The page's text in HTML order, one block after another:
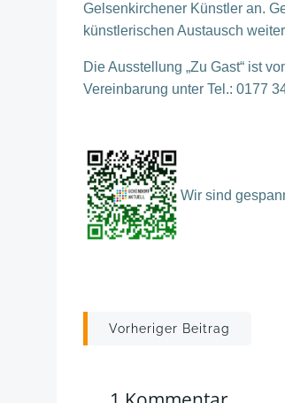
Gelsenkirchener Künstler an.
künstlerischen Austausch
Die Ausstellung „Zu Gast“ ist
Vereinbarung unter Tel.: 0177
Wir sind
Post
Vorheriger Beitrag